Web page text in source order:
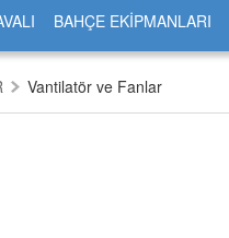
BAHÇE EKİPMANLARI
Vantilatör ve Fanlar